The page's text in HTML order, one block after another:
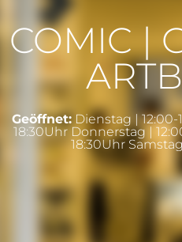
COMIC |
Geöffnet: Dienstag | 12:00-
18:30Uhr Donnerstag |
18:30Uhr